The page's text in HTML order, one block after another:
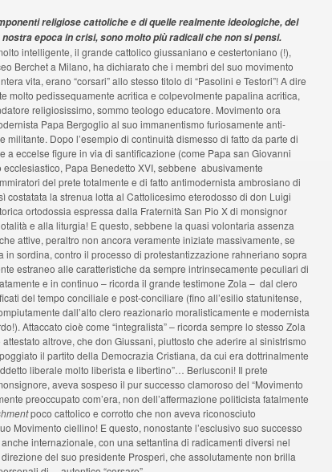
religiose cattoliche e di quelle realmente ideologiche, del
epoca in crisi, sono molto più radicali che non si pensi.
intelligente, il grande cattolico giussaniano e cestertoniano (!),
Berchet a Milano, ha dichiarato che i membri del suo movimento
vita, erano “corsari” allo stesso titolo di “Pasolini e Testori”! A dire
molto pedissequamente acritica e colpevolmente papalina acritica,
religiosissimo, sommo teologo educatore. Movimento ora
Papa Bergoglio al suo immanentismo furiosamente anti-
militante. Dopo l’esempio di continuità dismesso di fatto da parte di
a eccelse figure in via di santificazione (come Papa san Giovanni
ecclesiastico, Papa Benedetto XVI, sebbene abusivamente
del prete totalmente e di fatto antimodernista ambrosiano di
costatata la strenua lotta al Cattolicesimo eterodosso di don Luigi
ortodossia espressa dalla Fraternità San Pio X di monsignor
e alla liturgia! E questo, sebbene la quasi volontaria assenza
attive, peraltro non ancora veramente iniziate massivamente, se
in sordina, contro il processo di protestantizzazione rahneriano sopra
estraneo alle caratteristiche da sempre intrinsecamente peculiari di
e in continuo – ricorda il grande testimone Zola – dal clero
del tempo conciliale e post-conciliare (fino all’esilio statunitense,
dall’alto clero reazionario moralisticamente e modernista
Attaccato cioè come “integralista” – ricorda sempre lo stesso Zola
altrove, che don Giussani, piuttosto che aderire al sinistrismo
il partito della Democrazia Cristiana, da cui era dottrinalmente
liberale molto liberista e libertino”… Berlusconi! Il prete
aveva sospeso il pur successo clamoroso del “Movimento
preoccupato com’era, non dell’affermazione politicista fatalmente
poco cattolico e corrotto che non aveva riconosciuto
Movimento ciellino! E questo, nonostante l’esclusivo suo successo
internazionale, con una settantina di radicamenti diversi nel
del suo presidente Prosperi, che assolutamente non brilla